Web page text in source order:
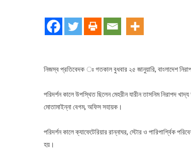
নিজস্ব প্রতিবেদক ঃ গতকাল বুধবার ২৫ জানুয়ারি, বাংলাদেশ
পরিদর্শন কালে উপস্থিত ছিলেন মেহরীন যারীন তাসনিম নিরাপদ
মোতামাইন্না বেগম, অফিস সহায়ক।
পরিদর্শন কালে ক্যাফেটেরিয়ার রান্নাঘর, স্টোর ও পারিপার্শ্বিক
হয়।